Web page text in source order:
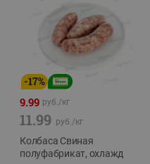
-17%
9.99 руб./кг
11.99 руб./кг
Колбаса Свиная
полуфабрикат, охлажд